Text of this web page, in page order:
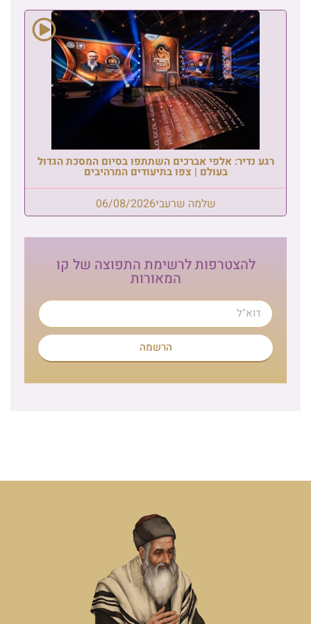
רגע נדיר: אלפי אברכים השתתפו בסיום המסכת הגדול
בעולם | צפו בתיעודים המרהיבים
שלמה שרעבי06/08/2026
להצטרפות לרשימת התפוצה של קו
המאורות
הרשמה